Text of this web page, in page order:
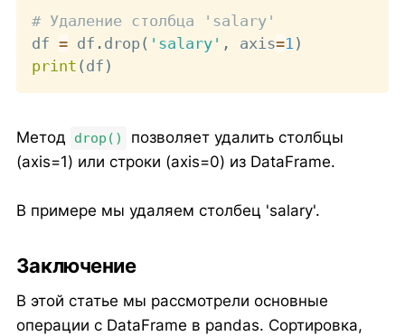
# Удаление столбца 'salary'
df = df . drop( 'salary' , axis=1 )
print ( df )
Метод drop()
позволяет удалить столбцы
(axis=1) или строки (axis=0) из DataFrame.
В примере мы удаляем столбец 'salary'.
Заключение
В этой статье мы рассмотрели основные
операции с DataFrame в pandas. Сортировка,